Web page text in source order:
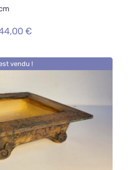
€
vendu !